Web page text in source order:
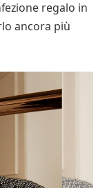
regalo in
ancora più